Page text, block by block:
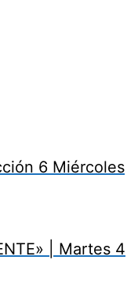
6 Miércoles
| Martes 4